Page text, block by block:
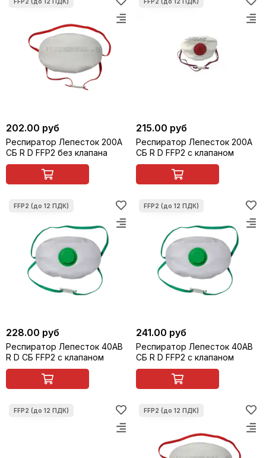
202.00 руб
Респиратор Лепесток 200А
СБ R D FFP2 без клапана
215.00 руб
Респиратор Лепесток 200А
СБ R D FFP2 с клапаном
228.00 руб
Респиратор Лепесток 40АВ
R D СБ FFP2 с клапаном
241.00 руб
Респиратор Лепесток 40АВ
СБ R D FFP2 с клапаном